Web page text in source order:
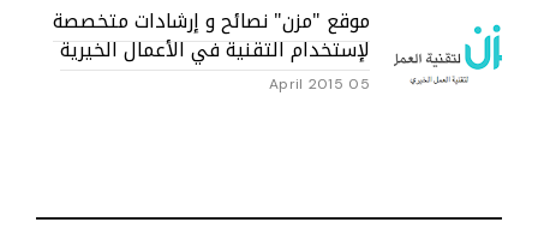
موقع "مزن" نصائح و إرشادات متخصصة
لإستخدام التقنية في الأعمال الخيرية
05 April 2015